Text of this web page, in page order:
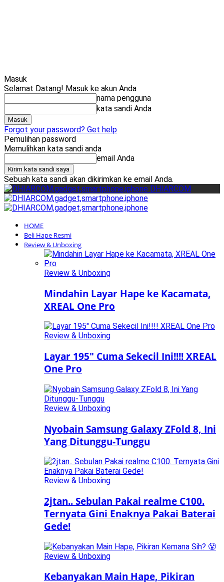
Masuk
Selamat Datang! Masuk ke akun Anda
nama pengguna
kata sandi Anda
Forgot your password? Get help
Pemulihan password
Memulihkan kata sandi anda
email Anda
Sebuah kata sandi akan dikirimkan ke email Anda.
DHIARCOM
HOME
Beli Hape Resmi
Review & Unboxing
Review & Unboxing
Mindahin Layar Hape ke Kacamata,
XREAL One Pro
Review & Unboxing
Layar 195″ Cuma Sekecil Ini!!!! XREAL
One Pro
Review & Unboxing
Nyobain Samsung Galaxy ZFold 8, Ini
Yang Ditunggu-Tunggu
Review & Unboxing
2jtan.. Sebulan Pakai realme C100.
Ternyata Gini Enaknya Pakai Baterai
Gede!
Review & Unboxing
Kebanyakan Main Hape, Pikiran